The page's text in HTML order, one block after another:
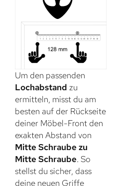
Um den passenden
Lochabstand zu
ermitteln, misst du am
besten auf der Rückseite
deiner Möbel-Front den
exakten Abstand von
Mitte Schraube zu
Mitte Schraube. So
stellst du sicher, dass
deine neuen Griffe